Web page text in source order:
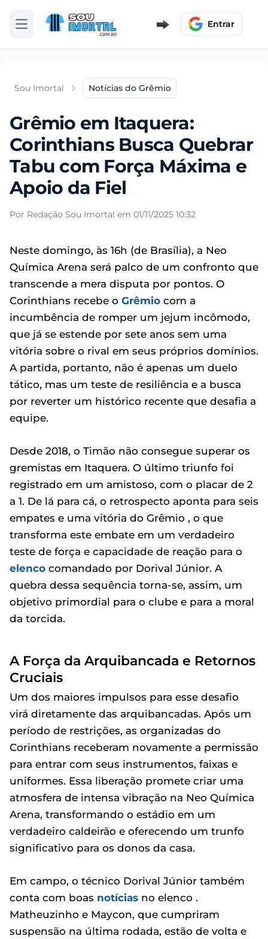
Abrir menu Entrar
Sou Imortal Notícias do Grêmio
Grêmio em Itaquera:
Corinthians Busca Quebrar
Tabu com Força Máxima e
Apoio da Fiel
Por Redação Sou Imortal em 01/11/2025 10:32
Neste domingo, às 16h (de Brasília), a Neo
Química Arena será palco de um confronto que
transcende a mera disputa por pontos. O
Corinthians recebe o Grêmio com a
incumbência de romper um jejum incômodo,
que já se estende por sete anos sem uma
vitória sobre o rival em seus próprios domínios.
A partida, portanto, não é apenas um duelo
tático, mas um teste de resiliência e a busca
por reverter um histórico recente que desafia a
equipe.
Desde 2018, o Timão não consegue superar os
gremistas em Itaquera. O último triunfo foi
registrado em um amistoso, com o placar de 2
a 1. De lá para cá, o retrospecto aponta para seis
empates e uma vitória do Grêmio , o que
transforma este embate em um verdadeiro
teste de força e capacidade de reação para o
elenco comandado por Dorival Júnior. A
quebra dessa sequência torna-se, assim, um
objetivo primordial para o clube e para a moral
da torcida.
A Força da Arquibancada e Retornos
Cruciais
Um dos maiores impulsos para esse desafio
virá diretamente das arquibancadas. Após um
período de restrições, as organizadas do
Corinthians receberam novamente a permissão
para entrar com seus instrumentos, faixas e
uniformes. Essa liberação promete criar uma
atmosfera de intensa vibração na Neo Química
Arena, transformando o estádio em um
verdadeiro caldeirão e oferecendo um trunfo
significativo para os donos da casa.
Em campo, o técnico Dorival Júnior também
conta com boas notícias no elenco .
Matheuzinho e Maycon, que cumpriram
suspensão na última rodada, estão de volta e